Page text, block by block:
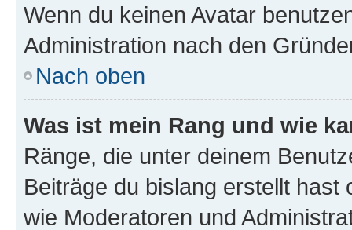
Wenn du keinen Avatar
Administration nach den
Nach oben
Was ist mein Rang und wie
Ränge, die unter deinem
Beiträge du bislang erstellt
wie Moderatoren und